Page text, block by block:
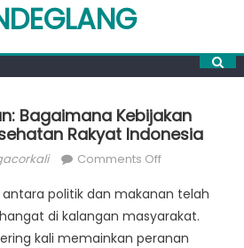
Bagaimana Kebijakan
Rakyat Indonesia
Comments Offon
dan
Makanan:
Bagaimana
politik dan makanan telah
di kalangan masyarakat.
kali memainkan peranan